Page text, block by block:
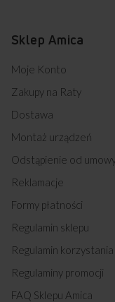
Sklep Amica
Moje Konto
Zakupy na Raty
Dostawa
Montaż urządzeń
Odstąpienie od
Reklamacje
Formy płatności
Regulamin sklepu
Regulamin
Regulaminy promocji
FAQ Sklepu Amica